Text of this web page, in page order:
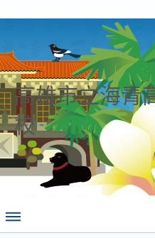
高雄市立海青
校